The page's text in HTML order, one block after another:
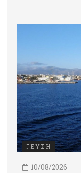
ΓΕΥΣΗ
10/08/2026